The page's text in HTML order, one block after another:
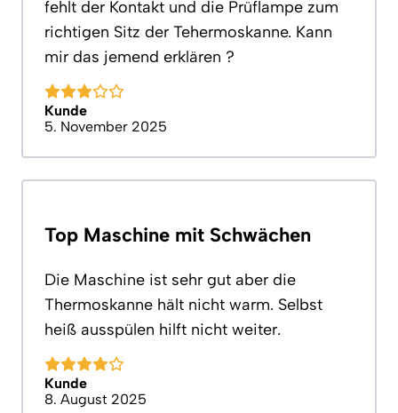
fehlt der Kontakt und die Prüflampe zum
richtigen Sitz der Tehermoskanne. Kann
mir das jemend erklären ?
Kunde
5. November 2025
Top Maschine mit Schwächen
Die Maschine ist sehr gut aber die
Thermoskanne hält nicht warm. Selbst
heiß ausspülen hilft nicht weiter.
Kunde
8. August 2025